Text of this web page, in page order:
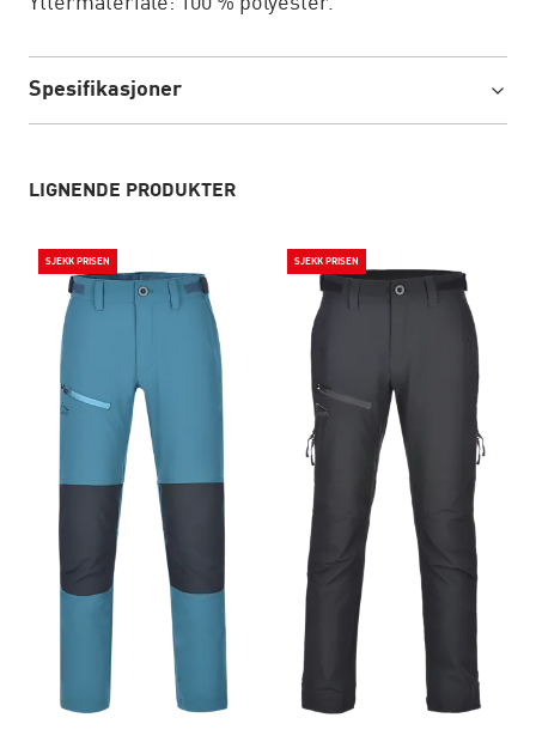
Spesifikasjoner
LIGNENDE PRODUKTER
SJEKK PRISEN SJEKK PRISEN